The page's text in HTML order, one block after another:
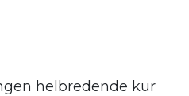
helbredende kur